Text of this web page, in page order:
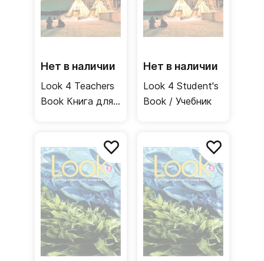
Нет в наличии
Look 4 Teachers
Book Книга для
Нет в наличии
Look 4 Student's
Book / Учебник